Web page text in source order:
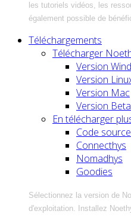
les tutoriels vidéos, les
également possible de
Téléchargements
Télécharger
Version
Version
Version Mac
Version Beta
En télécharger
Code source
Connecthys
Nomadhys
Goodies
Sélectionnez la version de
d'exploitation. Installez